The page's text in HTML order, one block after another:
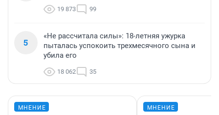
19 873 99
5
«Не рассчитала силы»: 18-летняя ужурка
пыталась успокоить трехмесячного сына и
убила его
18 062 35
МНЕНИЕ МНЕНИЕ